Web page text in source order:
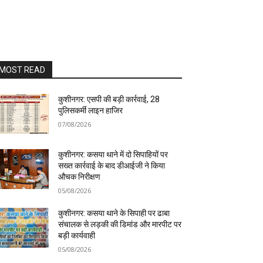
READ
कुशीनगर: एसपी की बड़ी कार्रवाई, 28
पुलिसकर्मी लाइन हाजिर
07/08/2026
कुशीनगर: कसया थाने में दो सिपाहियों पर
सख्त कार्रवाई के बाद डीआईजी ने किया
औचक निरीक्षण
05/08/2026
कुशीनगर: कसया थाने के सिपाही पर ढाबा
संचालक से लड़की की डिमांड और मारपीट पर
बड़ी कार्यवाही
05/08/2026